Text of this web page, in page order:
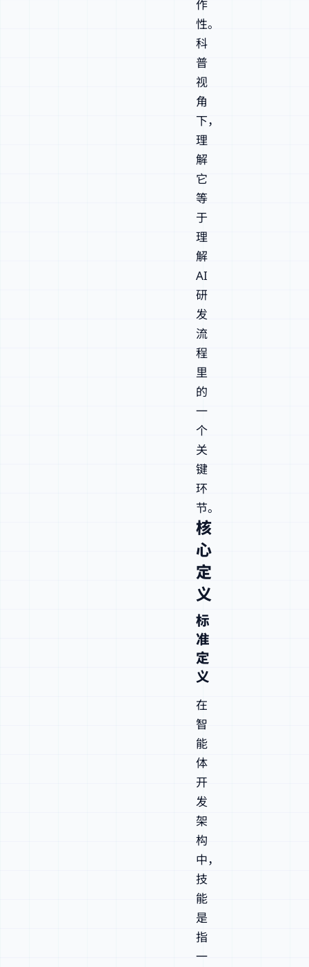
作
性。
科
普
视
角
下，
理
解
它
等
于
理
解
AI
研
发
流
程
里
的
一
个
关
键
环
节。
核
心
定
义
标
准
定
义
在
智
能
体
开
发
架
构
中，
技
能
是
指
一